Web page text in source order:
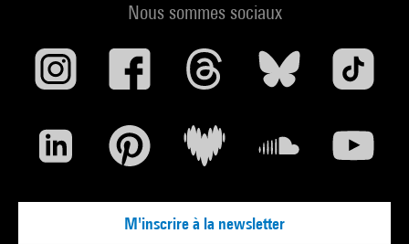
Nous sommes sociaux
M'inscrire à la newsletter